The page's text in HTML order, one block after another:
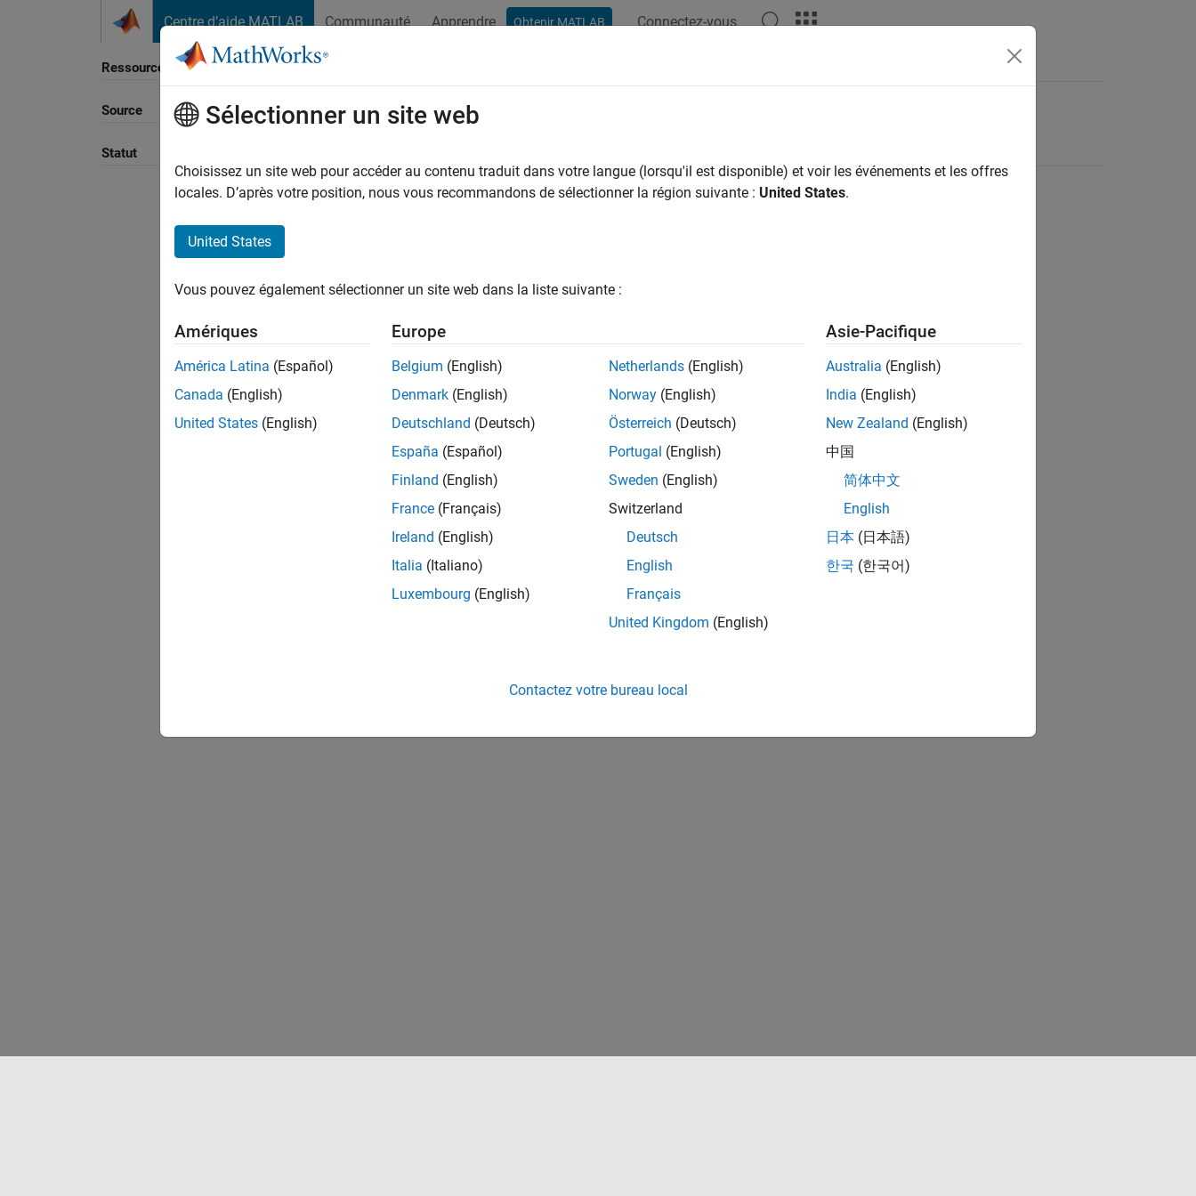
Centre d’aide MATLAB Communauté Apprendre Obtenir MATLAB Connectez-vous
Ressource
Source
Statut
Trier par
Sélectionner un site web
Choisissez un site web pour accéder au contenu traduit dans votre langue (lorsqu'il est disponible) et voir les événements et les offres
locales. D’après votre position, nous vous recommandons de sélectionner la région suivante : United States.
United States
Vous pouvez également sélectionner un site web dans la liste suivante :
Amériques
América Latina (Español)
Canada (English)
United States (English)
Europe
Belgium (English)
Denmark (English)
Deutschland (Deutsch)
España (Español)
Finland (English)
France (Français)
Ireland (English)
Italia (Italiano)
Luxembourg (English)
Netherlands (English)
Norway (English)
Österreich (Deutsch)
Portugal (English)
Sweden (English)
Switzerland
Deutsch
English
Français
United Kingdom (English)
Asie-Pacifique
Australia (English)
India (English)
New Zealand (English)
中国
简体中文
English
日本 (日本語)
한국 (한국어)
Contactez votre bureau local